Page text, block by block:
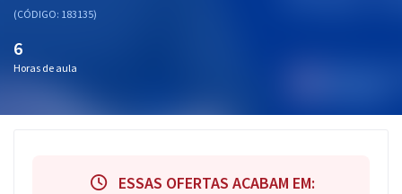
(CÓDIGO: 183135)
6
Horas de aula
ESSAS OFERTAS ACABAM EM: